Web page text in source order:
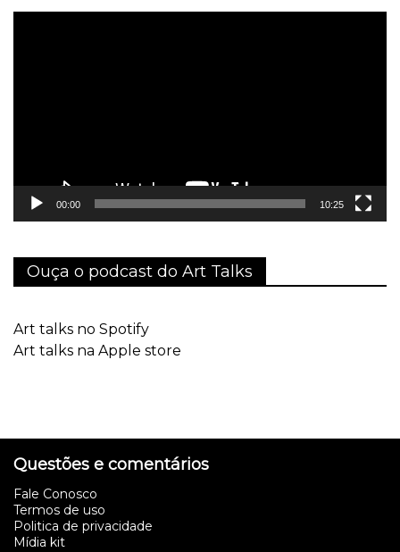
00:00 10:25
Ouça o podcast do Art Talks
Art talks no Spotify
Art talks na Apple store
Questões e comentários
Fale Conosco
Termos de uso
Politica de privacidade
Mídia kit